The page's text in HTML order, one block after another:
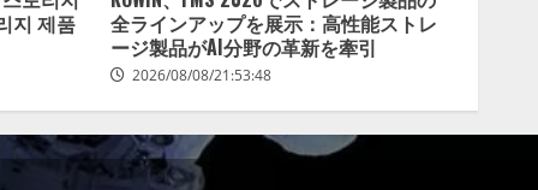
지 제품
全ラインアップを展示：高性能ストレ
ージ製品がAI分野の革新を牽引
2026/08/08/21:53:48